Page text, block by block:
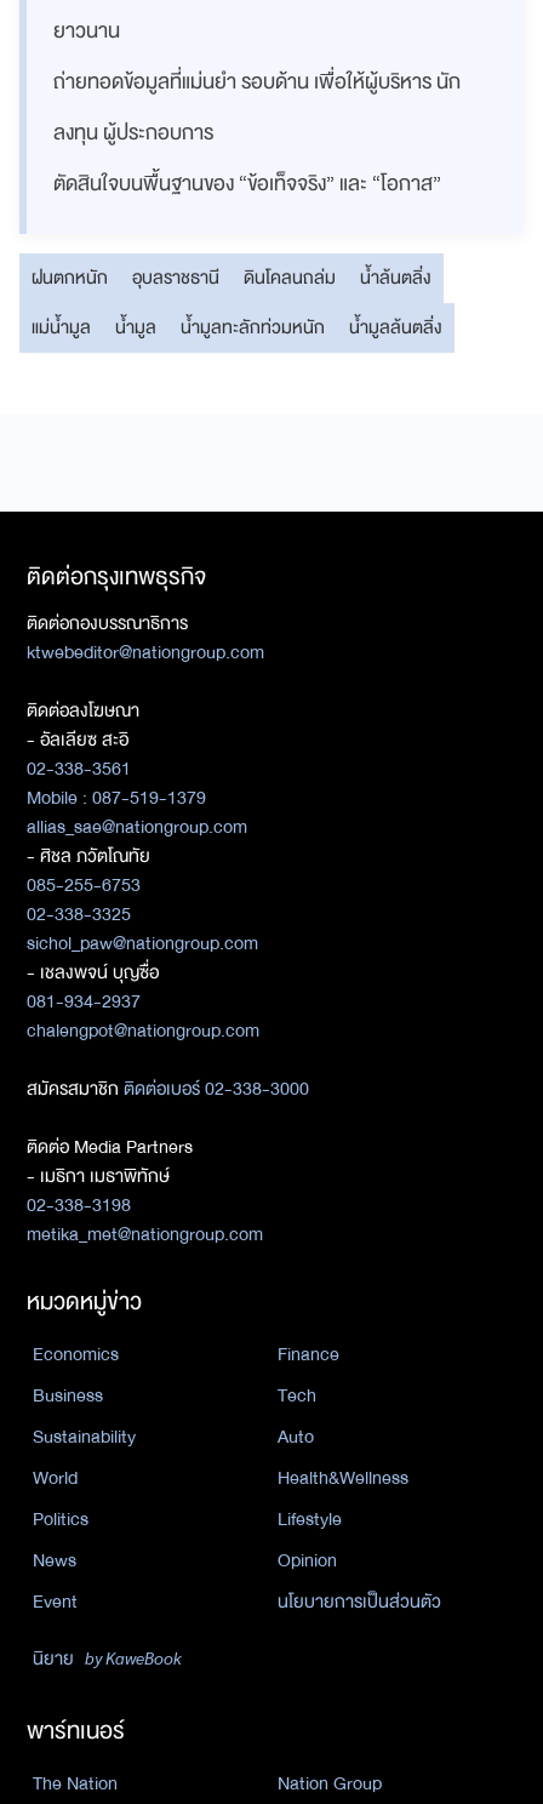
ยาวนาน
ถ่ายทอดข้อมูลที่แม่นยำ รอบด้าน เพื่อให้ผู้บริหาร นัก
ลงทุน ผู้ประกอบการ
ตัดสินใจบนพื้นฐานของ “ข้อเท็จจริง” และ “โอกาส”
ฝนตกหนัก อุบลราชธานี ดินโคลนถล่ม
น้ำล้นตลิ่ง
แม่น้ำมูล
น้ำมูล น้ำมูลทะลักท่วมหนัก น้ำมูลล้นตลิ่ง
ติดต่อกรุงเทพธุรกิจ
ติดต่อกองบรรณาธิการ
ktwebeditor@nationgroup.com
ติดต่อลงโฆษณา
- อัลเลียซ สะอิ
02-338-3561
Mobile : 087-519-1379
allias_sae@nationgroup.com
- ศิชล ภวัตโณทัย
085-255-6753
02-338-3325
sichol_paw@nationgroup.com
- เชลงพจน์ บุญซื่อ
081-934-2937
chalengpot@nationgroup.com
สมัครสมาชิกติดต่อเบอร์ 02-338-3000
ติดต่อ Media Partners
- เมธิกา เมธาพิทักษ์
02-338-3198
metika_met@nationgroup.com
หมวดหมู่ข่าว
Economics
Finance
Business
Tech
Sustainability
Auto
World
Health&Wellness
Politics
Lifestyle
News
Opinion
Event
นโยบายการเป็นส่วนตัว
นิยาย by KaweBook
พาร์ทเนอร์
The Nation Nation Group